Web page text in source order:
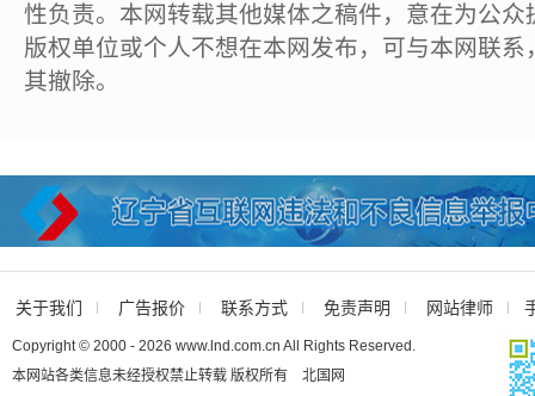
性负责。本网转载其他媒体之稿件，意在为公
版权单位或个人不想在本网发布，可与本网联
其撤除。
关于我们 广告报价 联系方式 免责声明 网站律师
Copyright © 2000 - 2026 www.lnd.com.cn All Rights Reserved.
本网站各类信息未经授权禁止转载 版权所有 北国网